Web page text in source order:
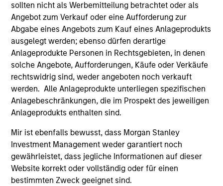
sollten nicht als Werbemitteilung betrachtet oder als
Angebot zum Verkauf oder eine Aufforderung zur
Abgabe eines Angebots zum Kauf eines Anlageprodukts
ausgelegt werden; ebenso dürfen derartige
Anlageprodukte Personen in Rechtsgebieten, in denen
solche Angebote, Aufforderungen, Käufe oder Verkäufe
rechtswidrig sind, weder angeboten noch verkauft
werden. Alle Anlageprodukte unterliegen spezifischen
Anlagebeschränkungen, die im Prospekt des jeweiligen
Anlageprodukts enthalten sind.
Mir ist ebenfalls bewusst, dass Morgan Stanley
Investment Management weder garantiert noch
gewährleistet, dass jegliche Informationen auf dieser
Website korrekt oder vollständig oder für einen
bestimmten Zweck geeignet sind.
MEDIA APPEARANCE
Onyekwere Randy Ojukwu profiled in
LP Perspectives
Onyekwere Randy Ojukwu, Managing Director
Solutions team, outlines how his team
approaches venture investing within a broader
private markets portfolio.